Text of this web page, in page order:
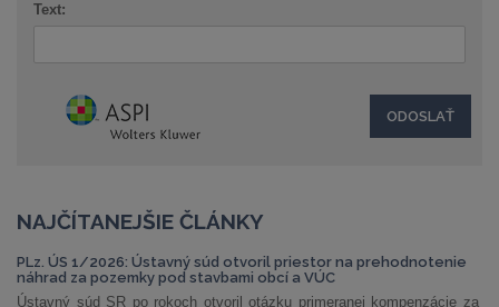
Text:
NAJČÍTANEJŠIE ČLÁNKY
PLz. ÚS 1/2026: Ústavný súd otvoril priestor na prehodnotenie
náhrad za pozemky pod stavbami obcí a VÚC
Ústavný súd SR po rokoch otvoril otázku primeranej kompenzácie za